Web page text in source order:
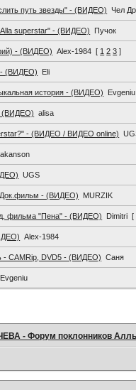
путь звезды" - (ВИДЕО) Чел
superstar" - (ВИДЕО) Пучок
- (ВИДЕО) Alex-1984 [ 1 2 3 ]
- (ВИДЕО) Eli
история - (ВИДЕО) Evgeniu
(ВИДЕО) alisa
- (ВИДЕО / ВИДЕО online)
UGS
Док.фильм - (ВИДЕО) MURZIK
фильма "Пена" - (ВИДЕО) Dimitri [
Alex-1984
- CAMRip, DVD5 - (ВИДЕО) Саня
Evgeniu
- Форум поклонников